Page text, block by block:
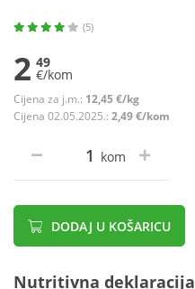
(5)
2 49
€/kom
Cijena za j.m.: 12,45 €/kg
Cijena 02.05.2025.: 2,49 €/kom
kom
DODAJ U KOŠARICU
Nutritivna deklaracija